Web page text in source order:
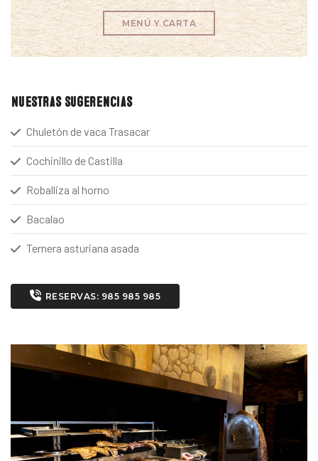
MENÚ Y CARTA
Nuestras sugerencias
Chuletón de vaca Trasacar
Cochinillo de Castilla
Roballiza al horno
Bacalao
Ternera asturiana asada
RESERVAS: 985 985 985